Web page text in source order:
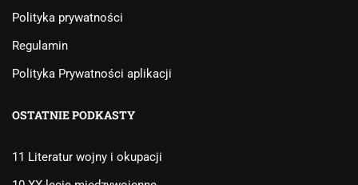
Polityka prywatności
Regulamin
Polityka Prywatności aplikacji
OSTATNIE PODKASTY
11 Literatur wojny i okupacji